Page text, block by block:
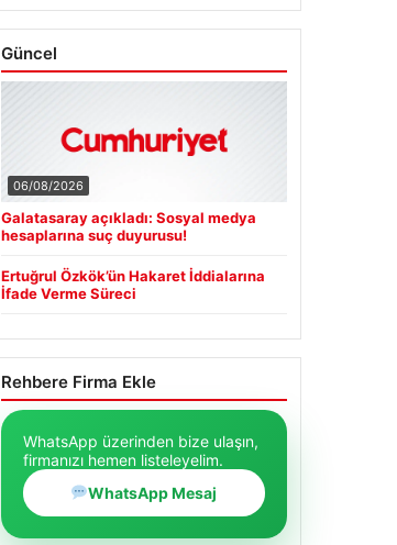
Güncel
06/08/2026
Galatasaray açıkladı: Sosyal medya
hesaplarına suç duyurusu!
Ertuğrul Özkök’ün Hakaret İddialarına
İfade Verme Süreci
Rehbere Firma Ekle
WhatsApp üzerinden bize ulaşın,
firmanızı hemen listeleyelim.
WhatsApp Mesaj